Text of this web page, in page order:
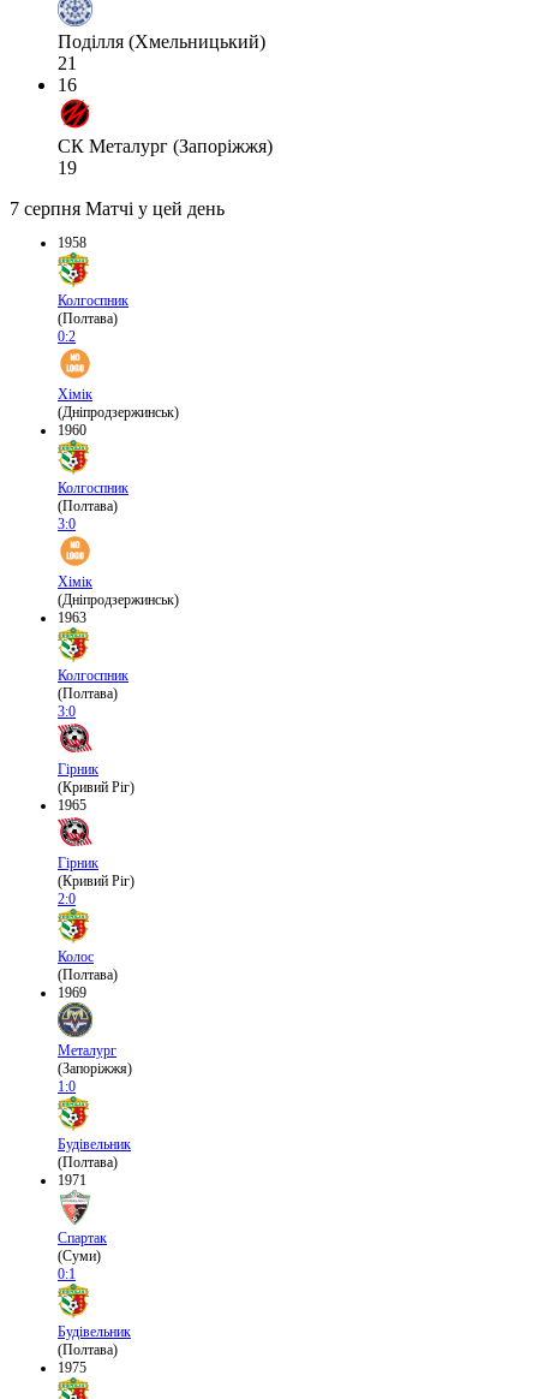
Поділля (Хмельницький)
21
16
СК Металург (Запоріжжя)
19
7 серпня Матчі у цей день
1958
Колгоспник
(Полтава)
0:2
Хімік
(Дніпродзержинськ)
1960
Колгоспник
(Полтава)
3:0
Хімік
(Дніпродзержинськ)
1963
Колгоспник
(Полтава)
3:0
Гірник
(Кривий Ріг)
1965
Гірник
(Кривий Ріг)
2:0
Колос
(Полтава)
1969
Металург
(Запоріжжя)
1:0
Будівельник
(Полтава)
1971
Спартак
(Суми)
0:1
Будівельник
(Полтава)
1975